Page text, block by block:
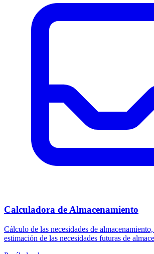
Calculadora de Almacenamiento
Cálculo de las necesidades de
estimación de las necesidades futuras de